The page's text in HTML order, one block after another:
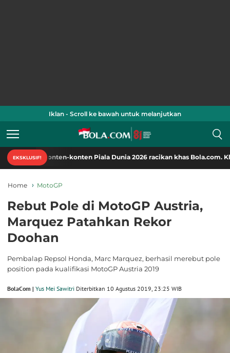
Iklan - Scroll ke bawah untuk melanjutkan
EKSKLUSIF!
konten-konten Piala Dunia 2026 racikan khas Bola.com. Klik di sini!
Home MotoGP
Rebut Pole di MotoGP Austria,
Marquez Patahkan Rekor
Doohan
Pembalap Repsol Honda, Marc Marquez, berhasil merebut pole
position pada kualifikasi MotoGP Austria 2019
BolaCom | Yus Mei Sawitri Diterbitkan 10 Agustus 2019, 23:25 WIB